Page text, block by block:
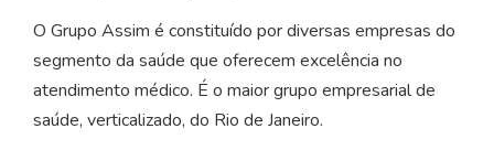
O Grupo Assim é constituído por diversas empresas do
segmento da saúde que oferecem excelência no
atendimento médico. É o maior grupo empresarial de
saúde, verticalizado, do Rio de Janeiro.